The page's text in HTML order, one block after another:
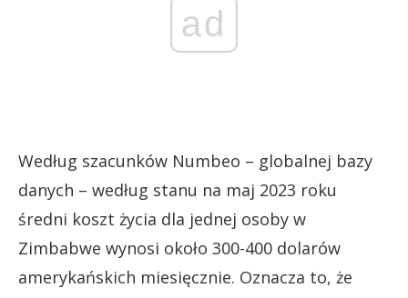
ad
Według szacunków Numbeo – globalnej bazy
danych – według stanu na maj 2023 roku
średni koszt życia dla jednej osoby w
Zimbabwe wynosi około 300-400 dolarów
amerykańskich miesięcznie. Oznacza to, że